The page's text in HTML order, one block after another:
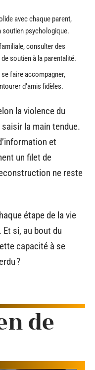
avec chaque parent,
soutien psychologique.
consulter des
soutien à la parentalité.
faire accompagner,
d’amis fidèles.
la violence du
la main tendue.
et
un filet de
ne reste
étape de la vie
si, au bout du
capacité à se
?
de